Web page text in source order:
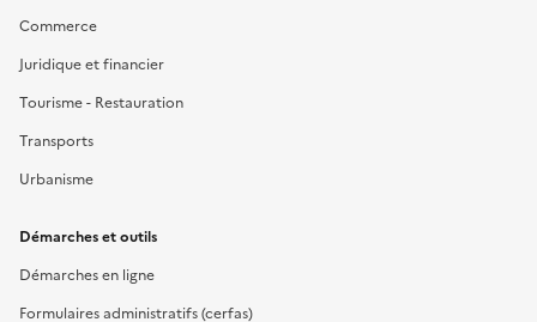
Commerce
Juridique et financier
Tourisme - Restauration
Transports
Urbanisme
Démarches et outils
Démarches en ligne
Formulaires administratifs (cerfas)